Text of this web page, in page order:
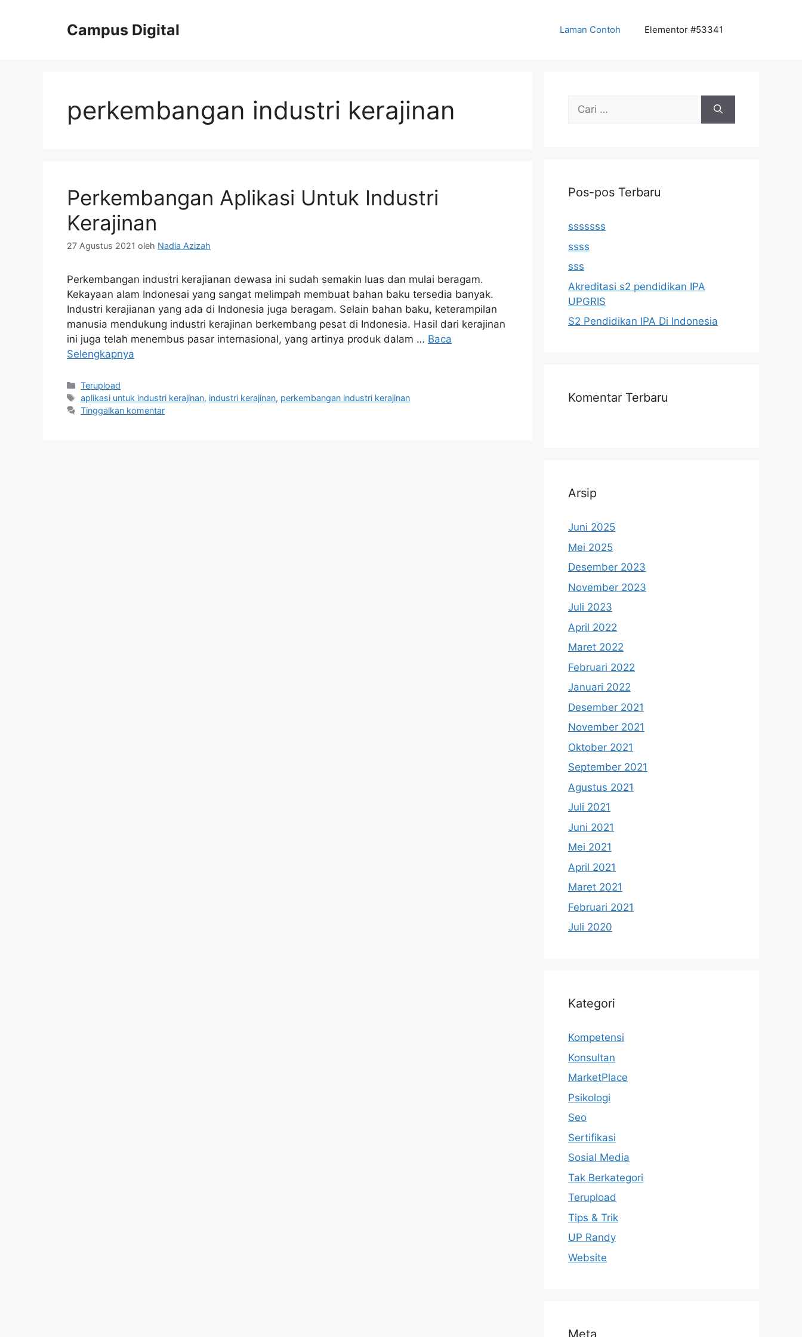
Campus Digital Laman Contoh Elementor #53341
perkembangan industri kerajinan
Perkembangan Aplikasi Untuk Industri
Kerajinan
27 Agustus 2021 oleh Nadia Azizah
Perkembangan industri kerajianan dewasa ini sudah semakin luas dan mulai beragam.
Kekayaan alam Indonesai yang sangat melimpah membuat bahan baku tersedia banyak.
Industri kerajianan yang ada di Indonesia juga beragam. Selain bahan baku, keterampilan
manusia mendukung industri kerajinan berkembang pesat di Indonesia. Hasil dari kerajinan
ini juga telah menembus pasar internasional, yang artinya produk dalam … Baca
Selengkapnya
Kategori
Terupload
Tag
aplikasi untuk industri kerajinan, industri kerajinan, perkembangan industri kerajinan
Tinggalkan komentar
Cari
Pos-pos Terbaru
sssssss
ssss
sss
Akreditasi s2 pendidikan IPA
UPGRIS
S2 Pendidikan IPA Di Indonesia
Komentar Terbaru
Arsip
Juni 2025
Mei 2025
Desember 2023
November 2023
Juli 2023
April 2022
Maret 2022
Februari 2022
Januari 2022
Desember 2021
November 2021
Oktober 2021
September 2021
Agustus 2021
Juli 2021
Juni 2021
Mei 2021
April 2021
Maret 2021
Februari 2021
Juli 2020
Kategori
Kompetensi
Konsultan
MarketPlace
Psikologi
Seo
Sertifikasi
Sosial Media
Tak Berkategori
Terupload
Tips & Trik
UP Randy
Website
Meta